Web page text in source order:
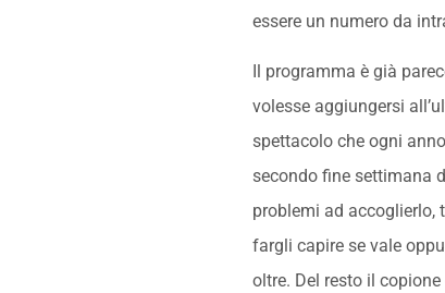
essere un numero da
Il programma è già
volesse aggiungersi
spettacolo che ogni
secondo fine settimana
problemi ad accoglierlo,
fargli capire se vale
oltre. Del resto il